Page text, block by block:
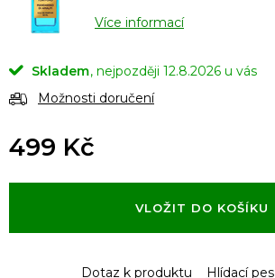
Více informací
Skladem
12.8.2026
Možnosti doručení
499 Kč
cena:
VLOŽIT DO KOŠÍKU
Dotaz k produktu Hlídací pes